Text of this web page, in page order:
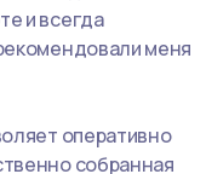
и всегда
меня
оперативно
собранная